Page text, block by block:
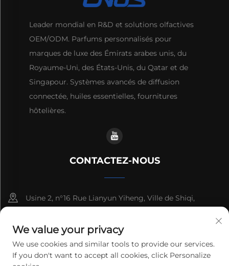
Leader mondial en R&D et solutions olfactives
OEM/ODM. Parfums personnalisés pour
marques de luxe des Émirats arabes unis, du
Royaume-Uni, des États-Unis, du Qatar et de
Singapour. Systèmes avancés de diffusion
connectée, huiles essentielles, fournitures
hôtelières.
CONTACTEZ-NOUS
Usine 2, n°16 Rue Lianyun Yiheng, Ville de Shiqi,
+86-13192436782
[email protected]
We value your privacy
We use cookies and similar tools to provide our services.
If you don't want to accept all cookies, click Personalize